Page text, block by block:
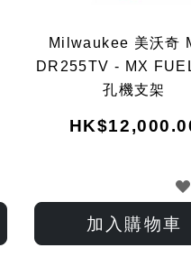
Milwaukee 美沃奇
DR255TV - MX
孔機支架
加入購物車